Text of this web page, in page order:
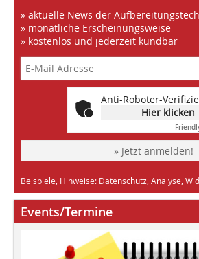
» aktuelle News der
» monatliche Erscheinungsweise
» kostenlos und jederzeit kündbar
Anti-Roboter-
Hier klicken
» Jetzt anmelden!
Beispiele, Hinweise: Datenschutz, Analyse,
Events/Termine